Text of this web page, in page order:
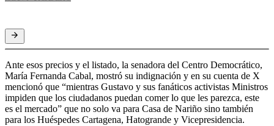
Ante esos precios y el listado, la senadora del Centro Democrático,
María Fernanda Cabal, mostró su indignación y en su cuenta de X
mencionó que “mientras Gustavo y sus fanáticos activistas Ministros
impiden que los ciudadanos puedan comer lo que les parezca, este
es el mercado” que no solo va para Casa de Nariño sino también
para los Huéspedes Cartagena, Hatogrande y Vicepresidencia.